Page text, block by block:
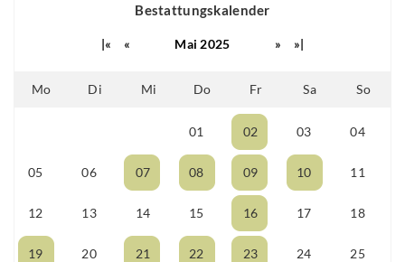
Bestattungskalender
|« « Mai 2025 » »|
Mo Di Mi Do Fr Sa So
01 02 03 04
05 06 07 08 09 10 11
12 13 14 15 16 17 18
19 20 21 22 23 24 25